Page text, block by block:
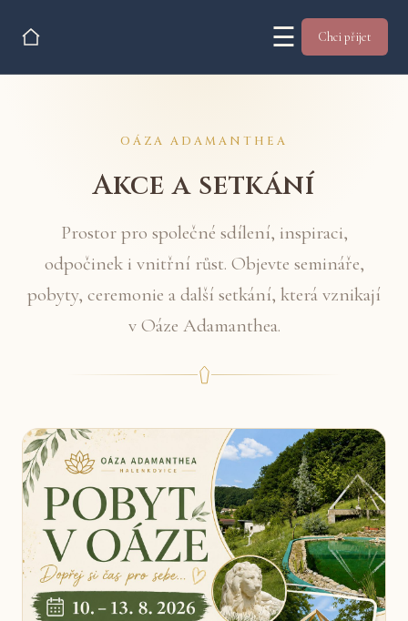
☰ Chci přijet
OÁZA ADAMANTHEA
Akce a setkání
Prostor pro společné sdílení, inspiraci,
odpočinek i vnitřní růst. Objevte semináře,
pobyty, ceremonie a další setkání, která vznikají
v Oáze Adamanthea.